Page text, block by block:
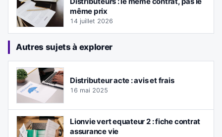
même prix
14 juillet 2026
Autres sujets à explorer
Distributeur acte : avis et frais
16 mai 2025
Lionvie vert equateur 2 : fiche contrat
assurance vie